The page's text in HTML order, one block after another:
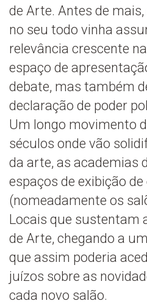
de Arte. Antes de
no seu todo vinha
relevância crescente
espaço de
debate, mas também
declaração de poder
Um longo movimento
séculos onde vão
da arte, as academias
espaços de exibição
(nomeadamente os
Locais que sustentam
de Arte, chegando a
que assim poderia
juízos sobre as
cada novo salão.